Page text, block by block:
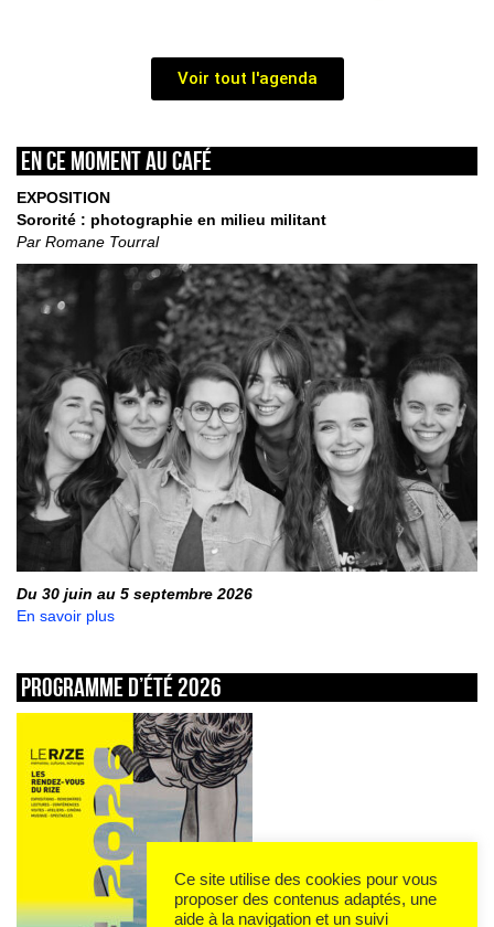
Voir tout l'agenda
En ce moment au café
EXPOSITION
Sororité : photographie en milieu militant
Par Romane Tourral
Du 30 juin au 5 septembre 2026
En savoir plus
Programme d’été 2026
Ce site utilise des cookies pour vous
proposer des contenus adaptés, une
aide à la navigation et un suivi